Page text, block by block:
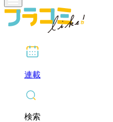
連載
検索